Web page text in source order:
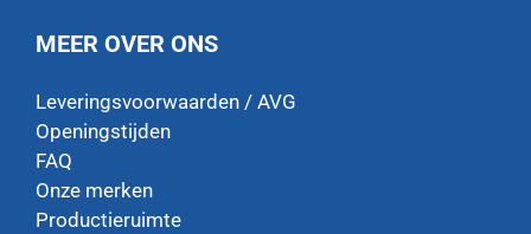
MEER OVER ONS
Leveringsvoorwaarden / AVG
Openingstijden
FAQ
Onze merken
Productieruimte